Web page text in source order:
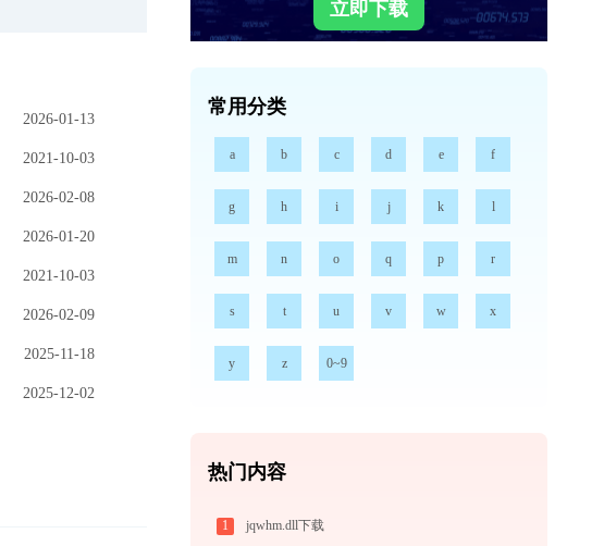
2026-01-13
2021-10-03
2026-02-08
2026-01-20
2021-10-03
2026-02-09
2025-11-18
2025-12-02
立即下载
常用分类
a b c d e f
g h i j k l
m n o q p r
s t u v w x
y z 0~9
热门内容
1 jqwhm.dll下载